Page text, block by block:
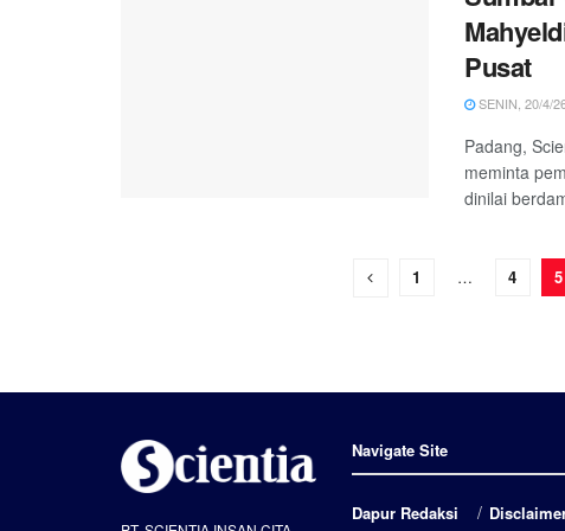
Pusat
SENIN, 20/4/
Padang,
meminta
dinilai
1 … 4 5
Navigate Site
Dapur Redaksi